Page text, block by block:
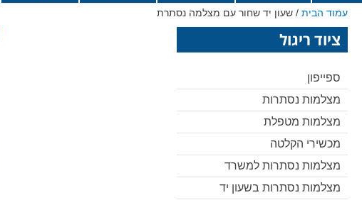
עמוד הבית / שעון יד שחור עם מצלמה נסתרת
ציוד ריגול
ספייפון
מצלמות נסתרות
מצלמות מטפלת
מכשירי הקלטה
מצלמות נסתרות למשרד
מצלמות נסתרות בשעון יד